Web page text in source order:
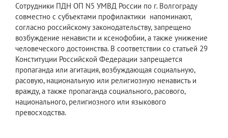
Сотрудники ПДН ОП N5 УМВД России по г. Волгограду
совместно с субъектами профилактики напоминают,
согласно российскому законодательству, запрещено
возбуждение ненависти и ксенофобии, а также унижение
человеческого достоинства. В соответствии со статьей 29
Конституции Российской Федерации запрещается
пропаганда или агитация, возбуждающая социальную,
расовую, национальную или религиозную ненависть и
вражду, а также пропаганда социального, расового,
национального, религиозного или языкового
превосходства.